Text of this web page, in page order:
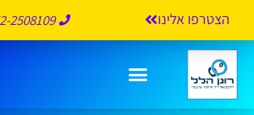
הצטרפו אלינו 2508109